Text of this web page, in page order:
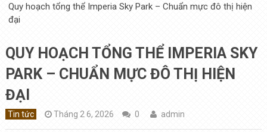
Quy hoạch tổng thể Imperia Sky Park – Chuẩn mực đô thị hiện
đại
QUY HOẠCH TỔNG THỂ IMPERIA SKY
PARK – CHUẨN MỰC ĐÔ THỊ HIỆN
ĐẠI
Tin tức Tháng 2 6, 2026 0 admin